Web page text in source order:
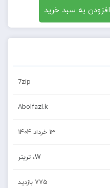
افزودن به سبد خرید
7zip
Abolfazl.k
13 خرداد 1404
W، ترینر
775 بازدید